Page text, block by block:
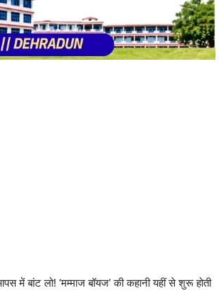
में बांट लो! ‘मम्माज बॉयज’ की कहानी यहीं से शुरू होती